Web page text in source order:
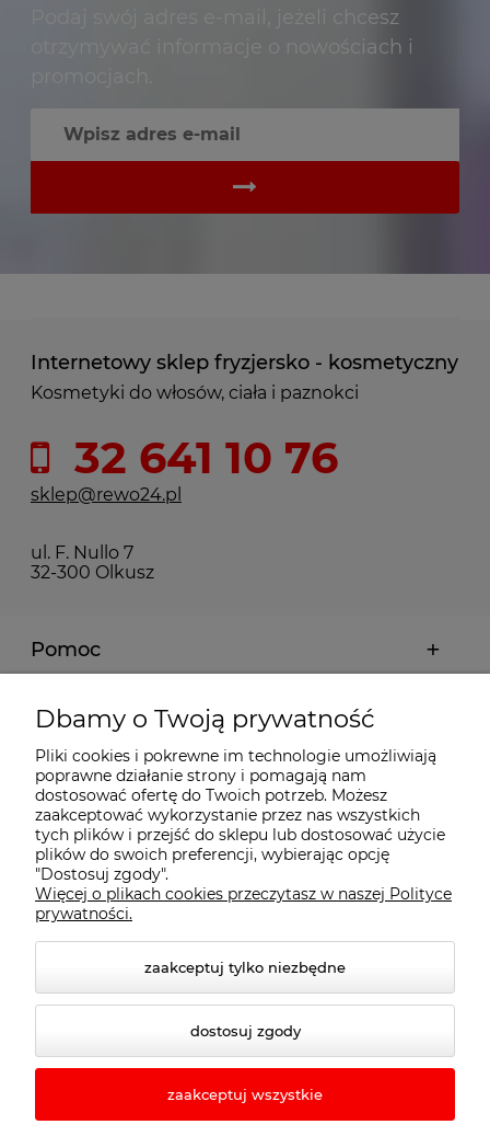
Podaj swój adres e-mail, jeżeli chcesz
otrzymywać informacje o nowościach i
Internetowy sklep fryzjersko - kosmetyczny
Kosmetyki do włosów, ciała i paznokci
32 641 10 76
sklep@rewo24.pl
ul. F. Nullo 7
32-300 Olkusz
Pomoc
Moje konto
Płatności i dostawa
Informacje
O nas
Dbamy o Twoją prywatność
Pliki cookies i pokrewne im technologie umożliwiają
poprawne działanie strony i pomagają nam
dostosować ofertę do Twoich potrzeb. Możesz
zaakceptować wykorzystanie przez nas wszystkich
tych plików i przejść do sklepu lub dostosować użycie
plików do swoich preferencji, wybierając opcję
"Dostosuj zgody".
Więcej o plikach cookies przeczytasz w naszej Polityce
prywatności.
zaakceptuj tylko niezbędne
dostosuj zgody
zaakceptuj wszystkie